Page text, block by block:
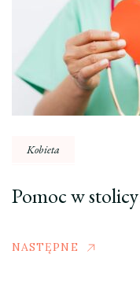
Kobieta
Pomoc w
NASTĘPNE